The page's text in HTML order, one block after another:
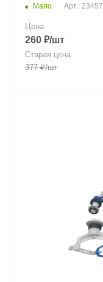
Мало Арт.: 23457
Цена
260 ₽/шт
Старая цена
377₽/шт